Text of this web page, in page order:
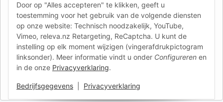
Door op "Alles accepteren" te klikken, geeft u
toestemming voor het gebruik van de volgende diensten
op onze website: Technisch noodzakelijk, YouTube,
Vimeo, releva.nz Retargeting, ReCaptcha. U kunt de
instelling op elk moment wijzigen (vingerafdrukpictogram
linksonder). Meer informatie vindt u onder Configureren en
in de onze Privacyverklaring.
Bedrijfsgegevens Privacyverklaring
CH (IT) BE (NL) BE (FR)
FR IT ES DK PL
UK NZ USA MX PT
SE FI CZ HU SK